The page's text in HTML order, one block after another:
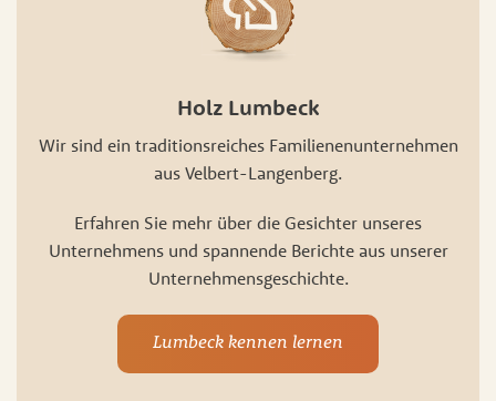
Holz Lumbeck
Wir sind ein traditionsreiches Familienenunternehmen
aus Velbert-Langenberg.
Erfahren Sie mehr über die Gesichter unseres
Unternehmens und spannende Berichte aus unserer
Unternehmensgeschichte.
Lumbeck kennen lernen